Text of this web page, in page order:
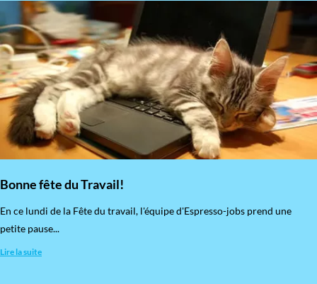
Bonne fête du Travail!
En ce lundi de la Fête du travail, l'équipe d'Espresso-jobs prend une
petite pause...
Lire la suite